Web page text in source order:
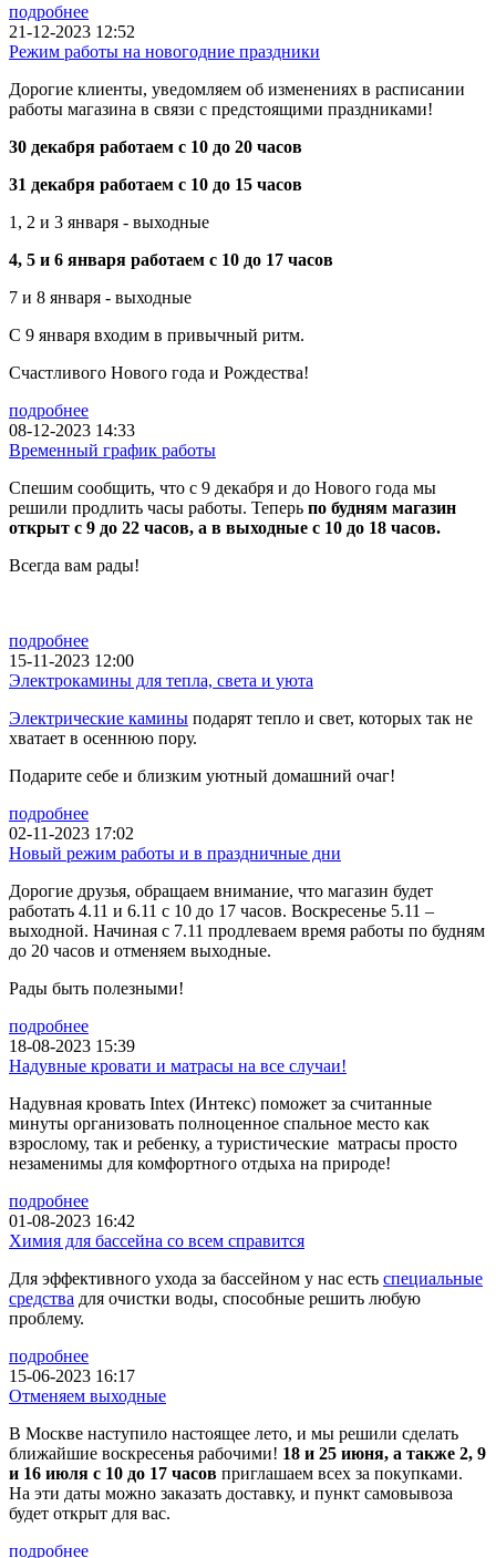
подробнее
21-12-2023 12:52
Режим работы на новогодние праздники
Дорогие клиенты, уведомляем об изменениях в расписании
работы магазина в связи с предстоящими праздниками!
30 декабря работаем с 10 до 20 часов
31 декабря работаем с 10 до 15 часов
1, 2 и 3 января - выходные
4, 5 и 6 января работаем с 10 до 17 часов
7 и 8 января - выходные
С 9 января входим в привычный ритм.
Счастливого Нового года и Рождества!
подробнее
08-12-2023 14:33
Временный график работы
Спешим сообщить, что с 9 декабря и до Нового года мы
решили продлить часы работы. Теперь по будням магазин
открыт с 9 до 22 часов, а в выходные с 10 до 18 часов.
Всегда вам рады!
подробнее
15-11-2023 12:00
Электрокамины для тепла, света и уюта
Электрические камины подарят тепло и свет, которых так не
хватает в осеннюю пору.
Подарите себе и близким уютный домашний очаг!
подробнее
02-11-2023 17:02
Новый режим работы и в праздничные дни
Дорогие друзья, обращаем внимание, что магазин будет
работать 4.11 и 6.11 с 10 до 17 часов. Воскресенье 5.11 –
выходной. Начиная с 7.11 продлеваем время работы по будням
до 20 часов и отменяем выходные.
Рады быть полезными!
подробнее
18-08-2023 15:39
Надувные кровати и матрасы на все случаи!
Надувная кровать Intex (Интекс) поможет за считанные
минуты организовать полноценное спальное место как
взрослому, так и ребенку, а туристические матрасы просто
незаменимы для комфортного отдыха на природе!
подробнее
01-08-2023 16:42
Химия для бассейна со всем справится
Для эффективного ухода за бассейном у нас есть специальные
средства для очистки воды, способные решить любую
проблему.
подробнее
15-06-2023 16:17
Отменяем выходные
В Москве наступило настоящее лето, и мы решили сделать
ближайшие воскресенья рабочими! 18 и 25 июня, а также 2, 9
и 16 июля с 10 до 17 часов приглашаем всех за покупками.
На эти даты можно заказать доставку, и пункт самовывоза
будет открыт для вас.
подробнее